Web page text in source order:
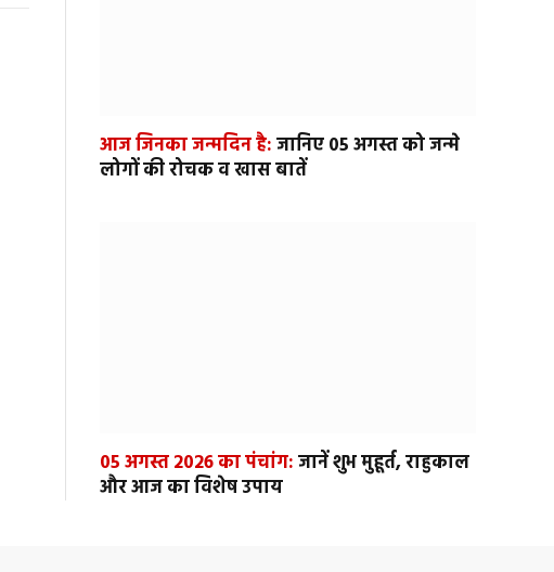
आज जिनका जन्मदिन है:जानिए 05 अगस्त को जन्मे
लोगों की रोचक व खास बातें
05 अगस्त 2026 का पंचांग:जानें शुभ मुहूर्त, राहुकाल
और आज का विशेष उपाय